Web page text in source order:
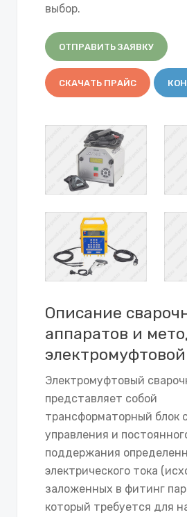
выбор.
ОТПРАВИТЬ ЗАЯВКУ
СКАЧАТЬ ПРАЙС
Описание
аппаратов и
Электромуфтовый
представляет собой
трансформаторный блок
управления и
поддержания
электрического тока
заложенных в фитинг
который требуется для